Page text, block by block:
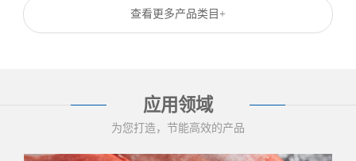
查看更多产品类目+
应用领域
为您打造，节能高效的产品